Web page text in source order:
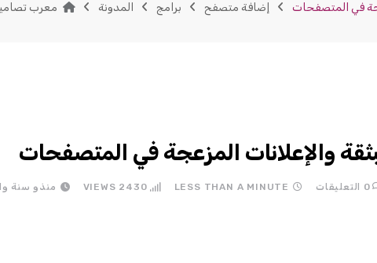
في المتصفحات إضافة متصفح برامج المدونة معرب
والإعلانات المزعجة في المتصفحات
0 التعليقات LESS THAN A MINUTE
2430 منذو سنة